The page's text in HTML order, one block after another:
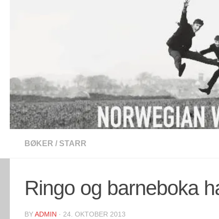
BØKER / STARR
Ringo og barneboka
BYADMIN · 24. OKTOBER 2013